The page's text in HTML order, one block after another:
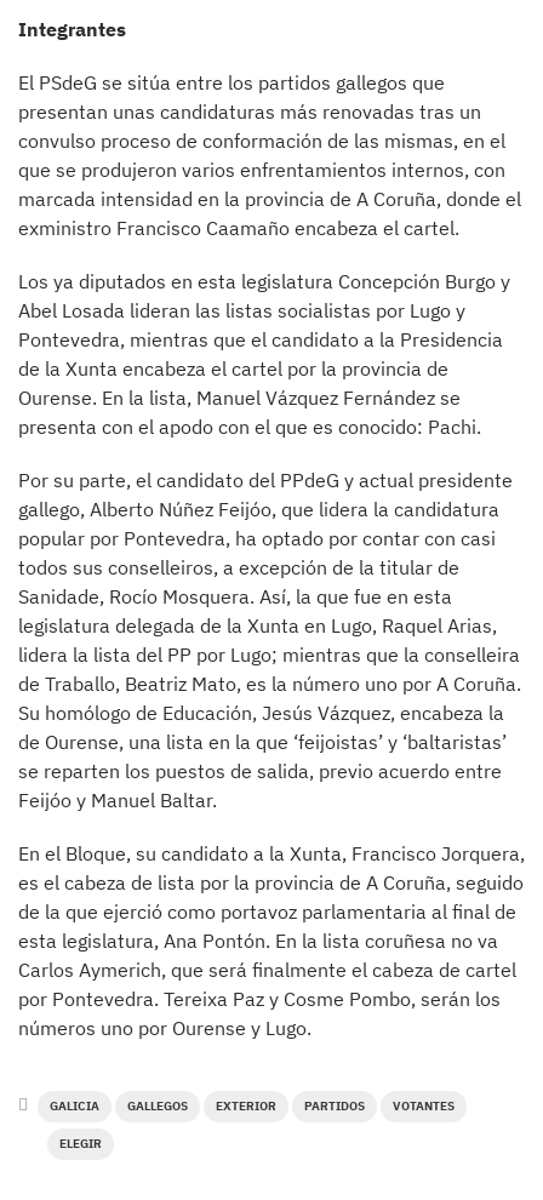
Integrantes
El PSdeG se sitúa entre los partidos gallegos que
presentan unas candidaturas más renovadas tras un
convulso proceso de conformación de las mismas, en el
que se produjeron varios enfrentamientos internos, con
marcada intensidad en la provincia de A Coruña, donde el
exministro Francisco Caamaño encabeza el cartel.
Los ya diputados en esta legislatura Concepción Burgo y
Abel Losada lideran las listas socialistas por Lugo y
Pontevedra, mientras que el candidato a la Presidencia
de la Xunta encabeza el cartel por la provincia de
Ourense. En la lista, Manuel Vázquez Fernández se
presenta con el apodo con el que es conocido: Pachi.
Por su parte, el candidato del PPdeG y actual presidente
gallego, Alberto Núñez Feijóo, que lidera la candidatura
popular por Pontevedra, ha optado por contar con casi
todos sus conselleiros, a excepción de la titular de
Sanidade, Rocío Mosquera. Así, la que fue en esta
legislatura delegada de la Xunta en Lugo, Raquel Arias,
lidera la lista del PP por Lugo; mientras que la conselleira
de Traballo, Beatriz Mato, es la número uno por A Coruña.
Su homólogo de Educación, Jesús Vázquez, encabeza la
de Ourense, una lista en la que ‘feijoistas’ y ‘baltaristas’
se reparten los puestos de salida, previo acuerdo entre
Feijóo y Manuel Baltar.
En el Bloque, su candidato a la Xunta, Francisco Jorquera,
es el cabeza de lista por la provincia de A Coruña, seguido
de la que ejerció como portavoz parlamentaria al final de
esta legislatura, Ana Pontón. En la lista coruñesa no va
Carlos Aymerich, que será finalmente el cabeza de cartel
por Pontevedra. Tereixa Paz y Cosme Pombo, serán los
números uno por Ourense y Lugo.
GALICIA GALLEGOS EXTERIOR PARTIDOS VOTANTES
ELEGIR